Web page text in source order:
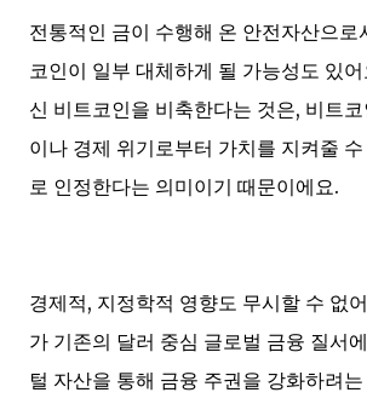
전통적인 금이 수행해 온 안전자산으로
코인이 일부 대체하게 될 가능성도 있
신 비트코인을 비축한다는 것은, 비트
이나 경제 위기로부터 가치를 지켜줄
로 인정한다는 의미이기 때문이에요.
경제적, 지정학적 영향도 무시할 수 없
가 기존의 달러 중심 글로벌 금융 질서
털 자산을 통해 금융 주권을 강화하려